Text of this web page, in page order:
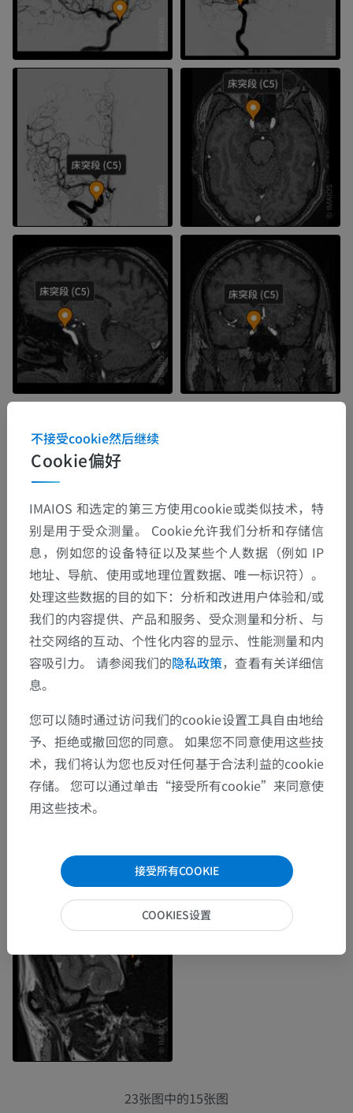
23张图中的15张图
Cookie偏好
不接受cookie然后继续
IMAIOS 和选定的第三方使用cookie或类似技术，特
别是用于受众测量。 Cookie允许我们分析和存储信
息，例如您的设备特征以及某些个人数据（例如 IP
地址、导航、使用或地理位置数据、唯一标识符）。
处理这些数据的目的如下：分析和改进用户体验和/或
我们的内容提供、产品和服务、受众测量和分析、与
社交网络的互动、个性化内容的显示、性能测量和内
容吸引力。 请参阅我们的隐私政策，查看有关详细信
息。
您可以随时通过访问我们的cookie设置工具自由地给
予、拒绝或撤回您的同意。 如果您不同意使用这些技
术，我们将认为您也反对任何基于合法利益的cookie
存储。 您可以通过单击“接受所有cookie”来同意使
用这些技术。
接受所有COOKIE
COOKIES设置